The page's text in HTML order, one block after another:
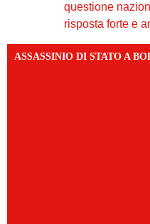
questione
risposta forte e
ASSASSINIO DI STATO A